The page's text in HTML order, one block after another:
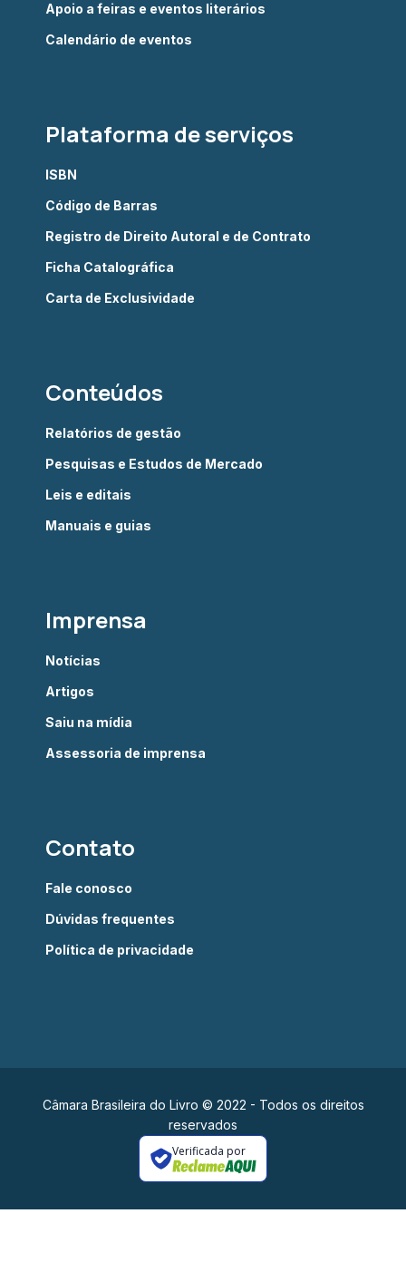
Apoio a feiras e eventos literários
Calendário de eventos
Plataforma de serviços
ISBN
Código de Barras
Registro de Direito Autoral e de Contrato
Ficha Catalográfica
Carta de Exclusividade
Conteúdos
Relatórios de gestão
Pesquisas e Estudos de Mercado
Leis e editais
Manuais e guias
Imprensa
Notícias
Artigos
Saiu na mídia
Assessoria de imprensa
Contato
Fale conosco
Dúvidas frequentes
Política de privacidade
Câmara Brasileira do Livro © 2022 - Todos os direitos
reservados
Verificada por